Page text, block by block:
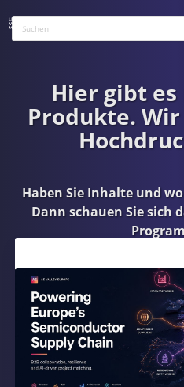
Hier gibt
Produkte.
Haben Sie Inhalte und
Dann schauen Sie sich